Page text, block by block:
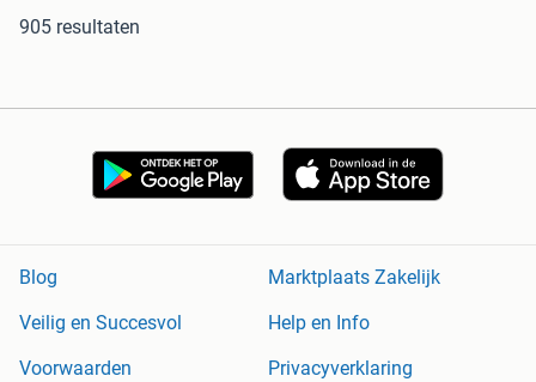
905 resultaten
Blog
Marktplaats Zakelijk
Veilig en Succesvol
Help en Info
Voorwaarden
Privacyverklaring